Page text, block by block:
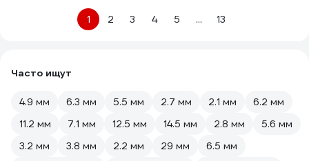
1 2 3 4 5 ... 13
Часто ищут
4.9 мм 6.3 мм 5.5 мм 2.7 мм 2.1 мм
6.2 мм
11.2 мм
7.1 мм 12.5 мм 14.5 мм 2.8 мм
5.6 мм
3.2 мм
3.8 мм 2.2 мм 29 мм
6.5 мм